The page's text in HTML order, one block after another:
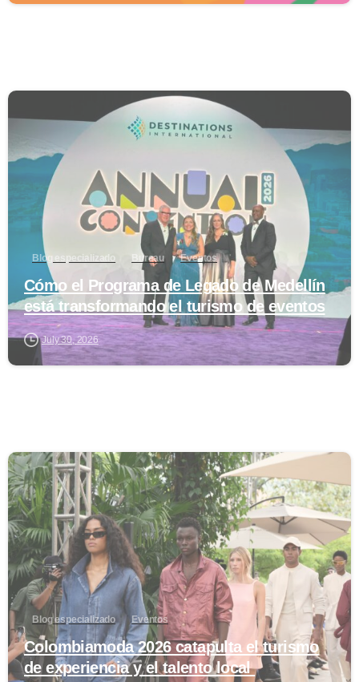
Blog especializado Bureau Eventos
Cómo el Programa de Legado de Medellín
está transformando el turismo de eventos
July 30, 2026
0
Blog especializado Eventos
Colombiamoda 2026 catapulta el turismo
de experiencia y el talento local